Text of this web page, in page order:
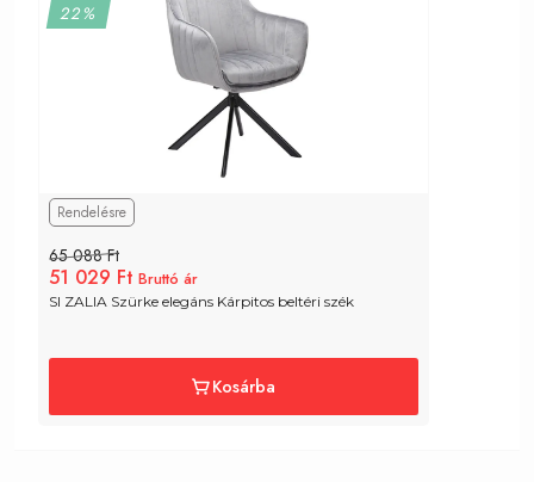
22%
Rendelésre
65 088 Ft
51 029 Ft Bruttó ár
SI ZALIA Szürke elegáns Kárpitos beltéri szék
Kosárba